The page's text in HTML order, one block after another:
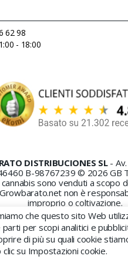
62 98
- 18:00
DISTRIBUCIONES SL -
B-98767239 © 2026 GB
sono venduti a scopo
non è
improprio o coltivazione.
che questo sito Web
per scopi analitici e
di più su quali cookie
clic su Impostazioni cookie.